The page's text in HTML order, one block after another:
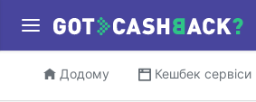
Додому Кешбек сервіси